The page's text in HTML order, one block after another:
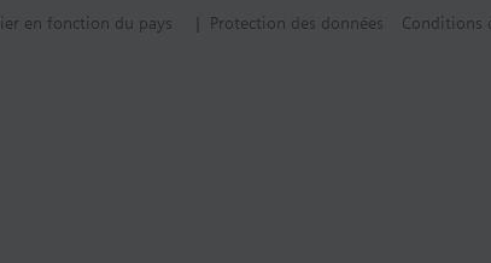
en fonction du pays | Protection des données Conditions